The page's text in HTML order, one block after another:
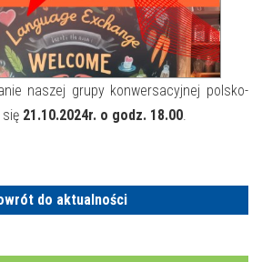
BIEŻĄCE
naszej grupy konwersacyjnej polsko-
21.10.2024r. o godz. 18.00.
do aktualności